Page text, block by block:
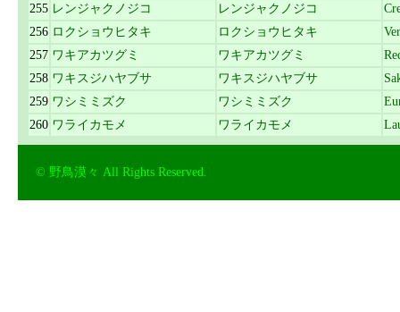
255 レンジャクノジコ レンジャクノジコ
256 ロクショウヒタキ ロクショウヒタキ
257 ワキアカツグミ ワキアカツグミ
258 ワキスジハヤブサ ワキスジハヤブサ
259 ワシミミズク ワシミミズク
260 ワライカモメ ワライカモメ
© 野鳥漠々 All Rights Reserved.